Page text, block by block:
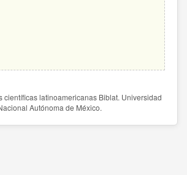
científicas latinoamericanas Biblat. Universidad
Autónoma de México.